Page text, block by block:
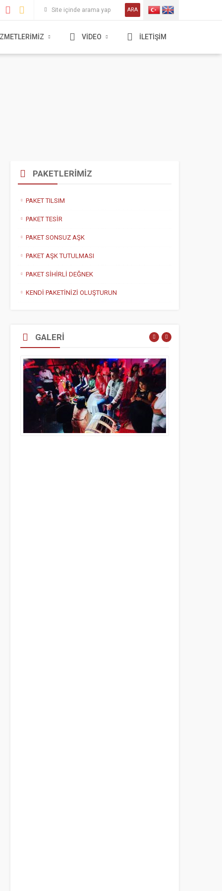
ARA
VİDEO İLETİŞİM
PAKETLERİMİZ
PAKET TILSIM
PAKET TESİR
PAKET SONSUZ AŞK
PAKET AŞK TUTULMASI
PAKET SİHİRLİ DEĞNEK
KENDİ PAKETİNİZİ OLUŞTURUN
GALERİ